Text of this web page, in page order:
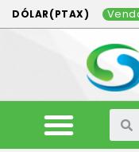
DÓLAR(PTAX)